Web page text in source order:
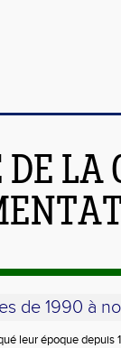
DE LA
de 1990 à
leur époque depuis